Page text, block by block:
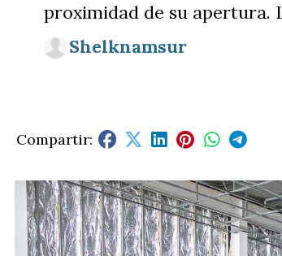
proximidad de su apertura.
Shelknamsur